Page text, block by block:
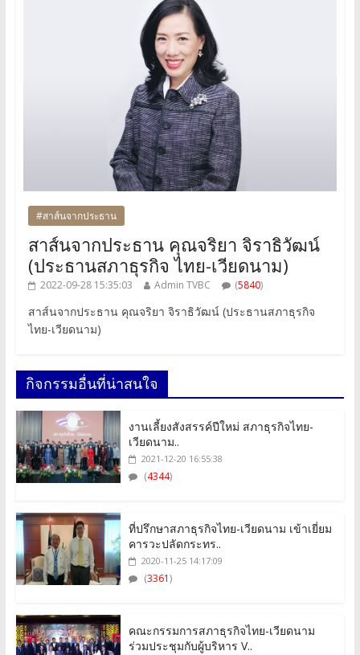
#สาส์นจากประธาน
สาส์นจากประธาน คุณจริยา จิราธิวัฒน์
(ประธานสภาธุรกิจ ไทย-เวียดนาม)
2022-09-28 15:35:03 Admin TVBC (5840)
สาส์นจากประธาน คุณจริยา จิราธิวัฒน์ (ประธานสภาธุรกิจ
ไทย-เวียดนาม)
กิจกรรมอื่นที่น่าสนใจ
งานเลี้ยงสังสรรค์ปีใหม่ สภาธุรกิจไทย-
เวียดนาม..
2021-12-20 16:55:38
(4344)
ที่ปรึกษาสภาธุรกิจไทย-เวียดนาม เข้าเยี่ยม
คารวะปลัดกระทร..
2020-11-25 14:17:09
(3361)
คณะกรรมการสภาธุรกิจไทย-เวียดนาม
ร่วมประชุมกับผู้บริหาร V..